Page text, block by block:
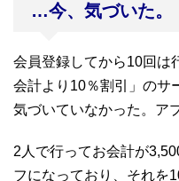
…今、気づいた。
会員登録してから10回は
会計より10％割引」のサ
気づいていなかった。ア
2人で行ってお会計が
フになっており、それを